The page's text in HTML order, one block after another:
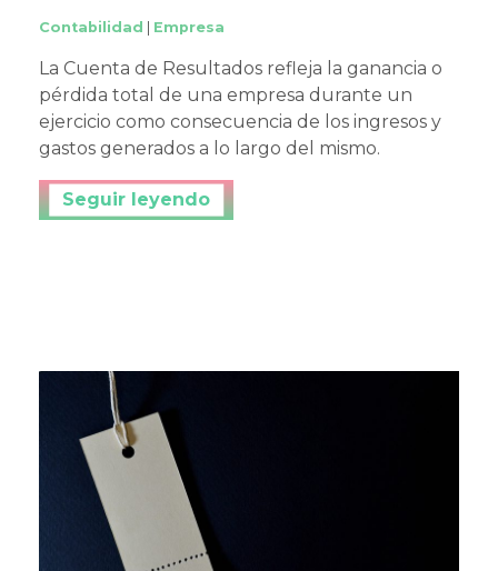
Contabilidad Empresa
La Cuenta de Resultados refleja la ganancia o
pérdida total de una empresa durante un
ejercicio como consecuencia de los ingresos y
gastos generados a lo largo del mismo.
Continuar leyendo